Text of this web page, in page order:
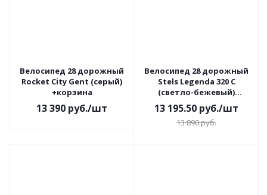
Велосипед 28 дорожный
Rocket City Gent (серый)
+корзина
13 390 руб./шт
Велосипед 28 дорожный
Stels Legenda 320 С
(светло-бежевый)
+корзина
13 195.50 руб./шт
13 890руб.